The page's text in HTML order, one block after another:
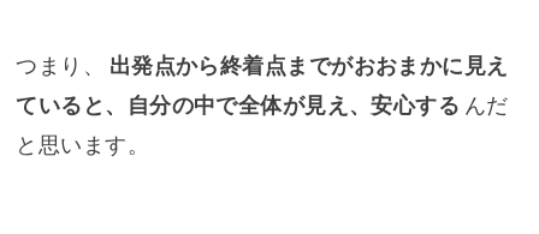
つまり、
出発点から終着点までがおおまかに見え
ていると、自分の中で全体が見え、安心する んだ
と思います。